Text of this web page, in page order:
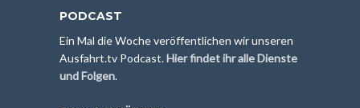
PODCAST
Ein Mal die Woche veröffentlichen wir unseren
Ausfahrt.tv Podcast.Hier findet ihr alle Dienste
und Folgen.